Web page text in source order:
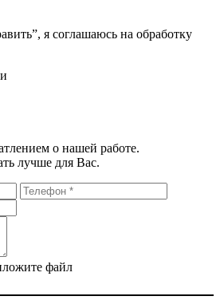
я соглашаюсь на обработку
о нашей работе.
лучше для Вас.
файл